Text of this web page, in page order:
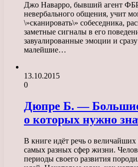
Джо Наварро, бывший агент ФБР
невербального общения, учит
\»сканировать\» собеседника,
заметные сигналы в его
завуалированные эмоции и
малейшие…
13.10.2015
0
Дюпре Б. — Большие
о которых нужно
В книге идёт речь о величайших
самых разных сфер жизни.
периоды своего развития